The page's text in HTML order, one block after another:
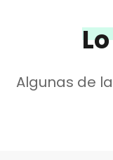
Algunas de